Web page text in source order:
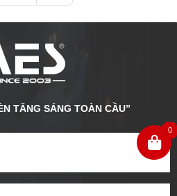
TĂNG SÁNG TOÀN CẦU”
0